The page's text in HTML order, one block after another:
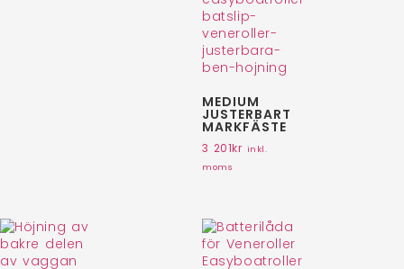
MEDIUM
JUSTERBART
MARKFÄSTE
3 201kr inkl.
moms